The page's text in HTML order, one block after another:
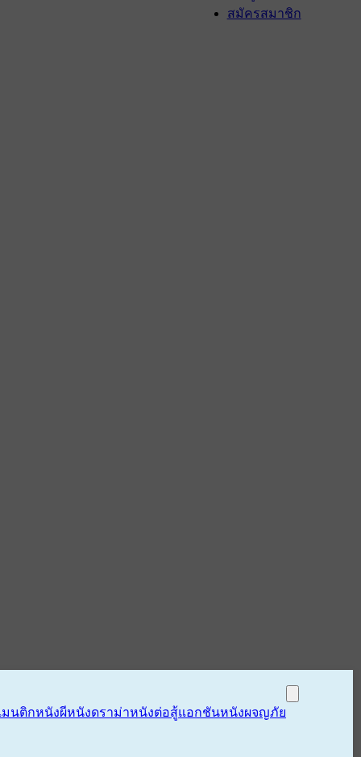
สมัครสมาชิก
มนติกหนังผีหนังดราม่าหนังต่อสู้แอกชันหนังผจญภัย